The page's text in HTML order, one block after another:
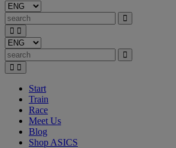
Start
Train
Race
Meet Us
Blog
Shop ASICS